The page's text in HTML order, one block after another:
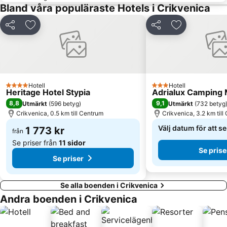
Bland våra populäraste Hotels i Crikvenica
Dela Lägg till i Mina Favoriter
4 Stjärnor
Hotell
Heritage Hotel Stypia
8,8 Utmärkt (596 betyg)
Crikvenica, 0.5 km till Centrum
från 1 773 kr
Se priser från 11 sidor
Se priser
Dela Lägg till i
3 Stjärnor
Hotell
Adrialux Camping
9,1 Utmärkt (732 betyg)
Crikvenica, 3.2 km till
Välj datum för att
Se
Se alla boenden i Crikvenica
Andra boenden i Crikvenica